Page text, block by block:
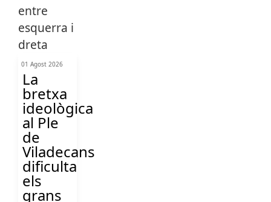
01 Agost 2026
La
bretxa
ideològica
al Ple
de
Viladecans
dificulta
els
grans